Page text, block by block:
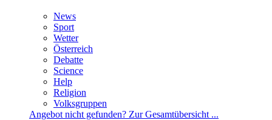
News
Sport
Wetter
Österreich
Debatte
Science
Help
Religion
Volksgruppen
Angebotnichtgefunden?ZurGesamtübersicht...